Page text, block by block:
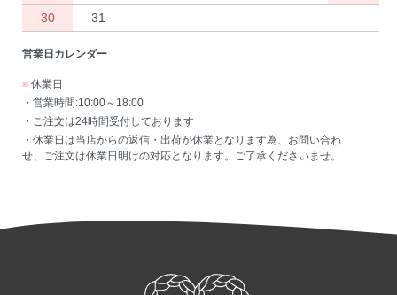
30
31
営業日カレンダー
■ 休業日
・営業時間:10:00～18:00
・ご注文は24時間受付しております
・休業日は当店からの返信・出荷が休業となります為、お問い合わ
せ、ご注文は休業日明けの対応となります。ご了承くださいませ。